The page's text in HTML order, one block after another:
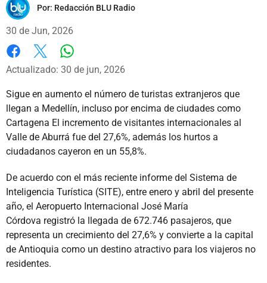
Por: Redacción BLU Radio
30 de Jun, 2026
Facebook
X
Actualizado: 30 de jun, 2026
Sigue en aumento el número de turistas extranjeros que
llegan a Medellín, incluso por encima de ciudades como
Cartagena El incremento de visitantes internacionales al
Valle de Aburrá fue del 27,6%, además los hurtos a
ciudadanos cayeron en un 55,8%.
De acuerdo con el más reciente informe del Sistema de
Inteligencia Turística (SITE), entre enero y abril del presente
año, el Aeropuerto Internacional José María
Córdova registró la llegada de 672.746 pasajeros, que
representa un crecimiento del 27,6% y convierte a la capital
de Antioquia como un destino atractivo para los viajeros no
residentes.